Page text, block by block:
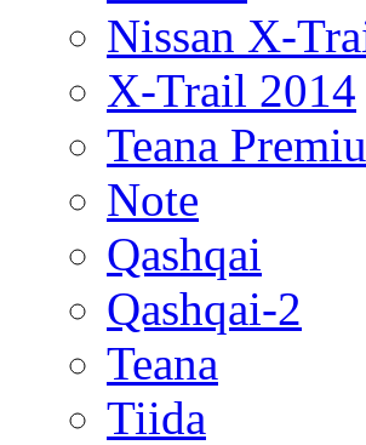
Nissan X-
X-Trail 2014
Teana
Note
Qashqai
Qashqai-2
Teana
Tiida